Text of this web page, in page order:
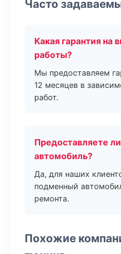
Часто
Какая гарантия на
работы?
Мы предоставляем
12 месяцев в
работ.
Предоставляете
автомобиль?
Да, для наших
подменный
ремонта.
Похожие